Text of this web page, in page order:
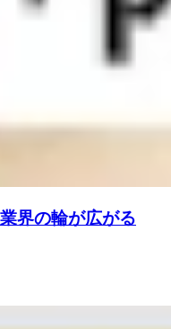
界の輪が広がる